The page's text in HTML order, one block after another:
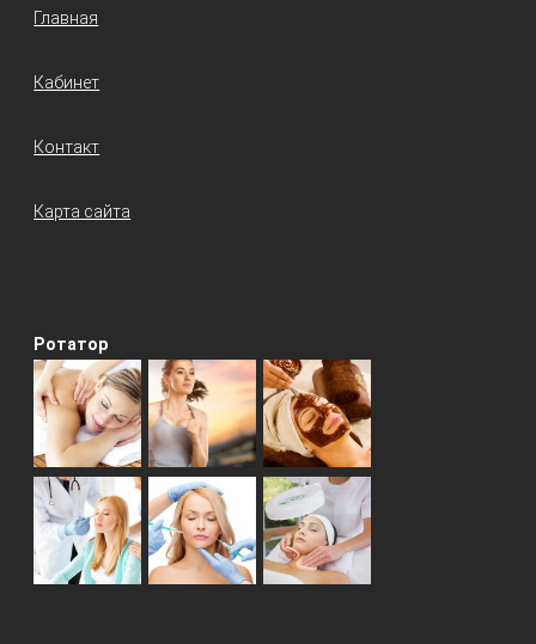
Главная
Кабинет
Контакт
Карта сайта
Ротатор